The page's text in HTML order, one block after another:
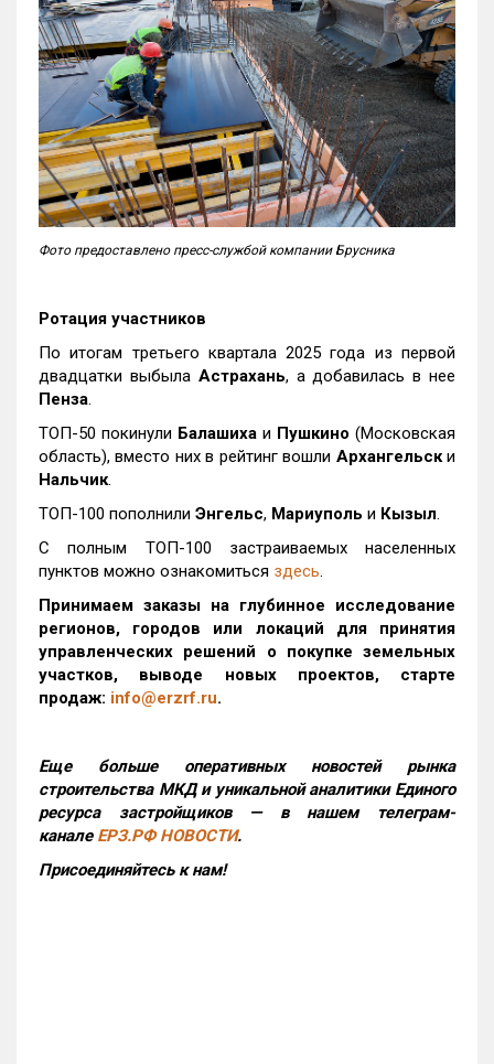
Фото предоставлено пресс-службой компании Брусника
Ротация участников
По итогам третьего квартала 2025 года из первой
двадцатки выбыла Астрахань, а добавилась в нее
Пенза.
ТОП-50 покинули Балашиха и Пушкино (Московская
область), вместо них в рейтинг вошли Архангельски
Нальчик.
ТОП-100 пополнили Энгельс, Мариуполь и Кызыл.
С полным ТОП-100 застраиваемых населенных
пунктов можно ознакомиться здесь.
Принимаем заказы на глубинное исследование
регионов, городов или локаций для принятия
управленческих решений о покупке земельных
участков, выводе новых проектов, старте
продаж: info@erzrf.ru.
Еще больше оперативных новостей рынка
строительства МКД и уникальной аналитики Единого
ресурса застройщиков — в нашем телеграм-
канале ЕРЗ.РФ НОВОСТИ.
Присоединяйтесь к нам!